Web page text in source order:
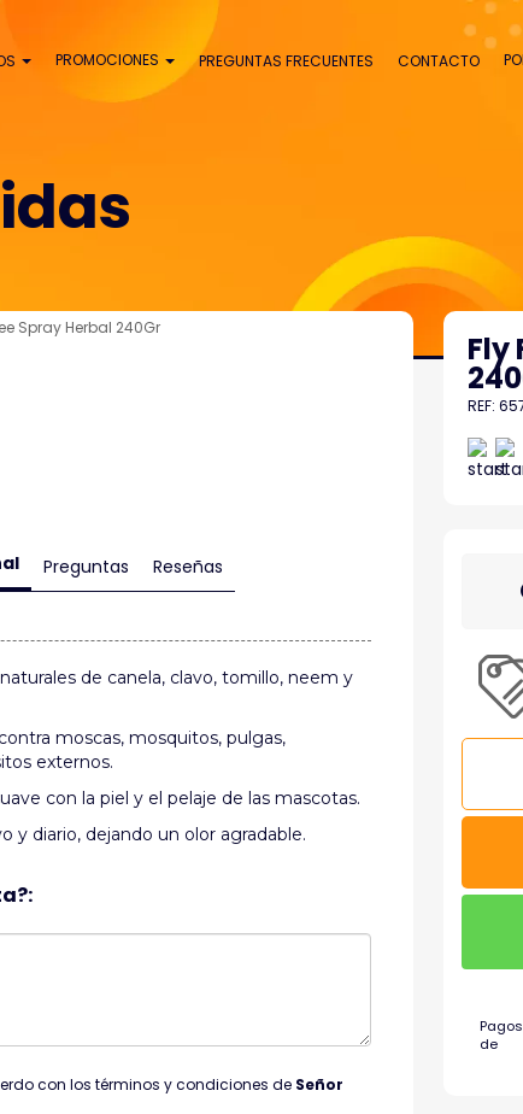
PROMOCIONES PREGUNTAS FRECUENTES CONTACTO
Spray Herbal 240Gr
Preguntas Reseñas
de canela, clavo, tomillo, neem y
moscas, mosquitos, pulgas,
externos.
con la piel y el pelaje de las mascotas.
y diario, dejando un olor agradable.
con los términos y condiciones de Señor
Fly
REF:
de